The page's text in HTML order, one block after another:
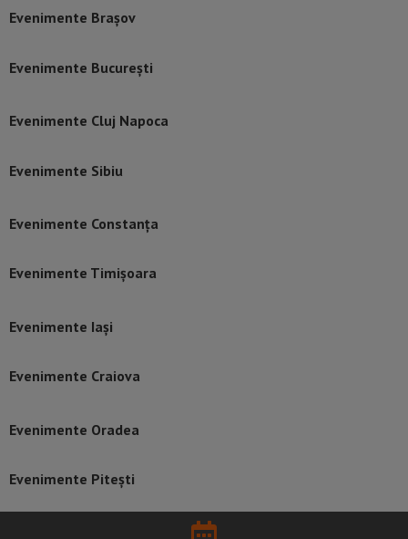
Evenimente Brașov
Evenimente București
Evenimente Cluj Napoca
Evenimente Sibiu
Evenimente Constanța
Evenimente Timișoara
Evenimente Iași
Evenimente Craiova
Evenimente Oradea
Evenimente Pitești